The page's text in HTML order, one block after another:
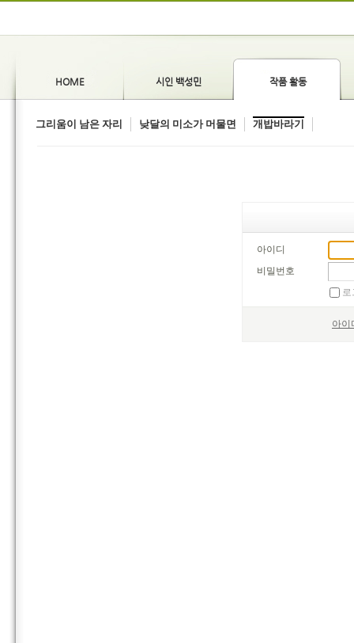
HOME 시인 백성민 작품 활동
그리움이 남은 자리 낮달의 미소가 머물면 개밥바라기
아이디
비밀번호
로
아이